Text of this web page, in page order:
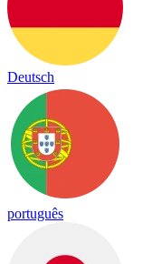
Deutsch
português